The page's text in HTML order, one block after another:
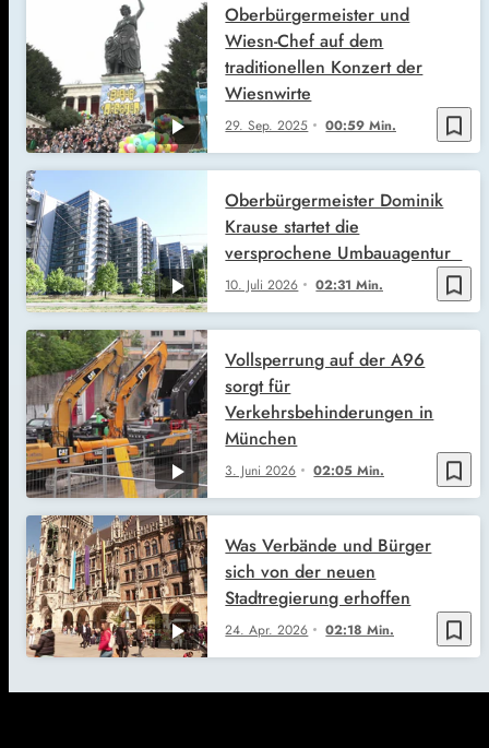
bookmark_border
29. Sep. 2025 00:59 Min.
Oberbürgermeister und
Wiesn-Chef auf dem
traditionellen Konzert der
Wiesnwirte
bookmark_border
10. Juli 2026 02:31 Min.
Oberbürgermeister Dominik
Krause startet die
versprochene Umbauagentur
bookmark_border
3. Juni 2026 02:05 Min.
Vollsperrung auf der A96
sorgt für
Verkehrsbehinderungen in
München
bookmark_border
24. Apr. 2026 02:18 Min.
Was Verbände und Bürger
sich von der neuen
Stadtregierung erhoffen